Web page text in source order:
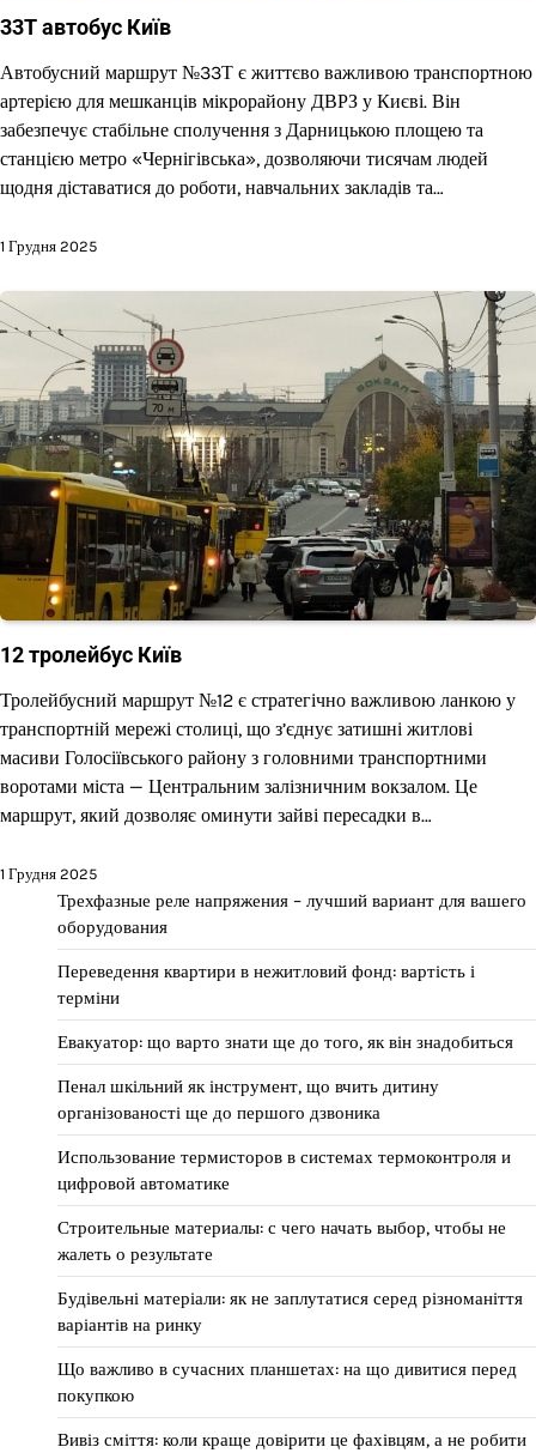
33Т автобус Київ
Автобусний маршрут №33Т є життєво важливою транспортною
артерією для мешканців мікрорайону ДВРЗ у Києві. Він
забезпечує стабільне сполучення з Дарницькою площею та
станцією метро «Чернігівська», дозволяючи тисячам людей
щодня діставатися до роботи, навчальних закладів та…
1 Грудня 2025
12 тролейбус Київ
Тролейбусний маршрут №12 є стратегічно важливою ланкою у
транспортній мережі столиці, що з’єднує затишні житлові
масиви Голосіївського району з головними транспортними
воротами міста — Центральним залізничним вокзалом. Це
маршрут, який дозволяє оминути зайві пересадки в…
1 Грудня 2025
Трехфазные реле напряжения – лучший вариант для вашего
оборудования
Переведення квартири в нежитловий фонд: вартість і
терміни
Евакуатор: що варто знати ще до того, як він знадобиться
Пенал шкільний як інструмент, що вчить дитину
організованості ще до першого дзвоника
Использование термисторов в системах термоконтроля и
цифровой автоматике
Строительные материалы: с чего начать выбор, чтобы не
жалеть о результате
Будівельні матеріали: як не заплутатися серед різноманіття
варіантів на ринку
Що важливо в сучасних планшетах: на що дивитися перед
покупкою
Вивіз сміття: коли краще довірити це фахівцям, а не робити